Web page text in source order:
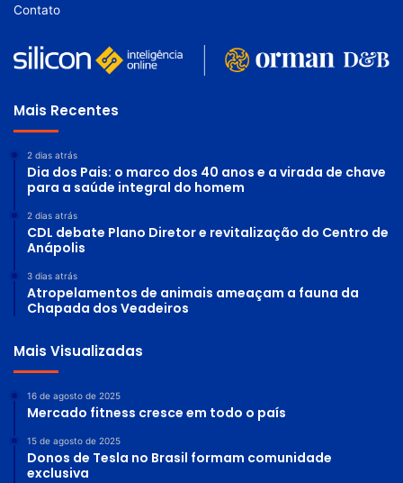
Contato
Mais Recentes
2 dias atrás
Dia dos Pais: o marco dos 40 anos e a virada de chave
para a saúde integral do homem
2 dias atrás
CDL debate Plano Diretor e revitalização do Centro de
Anápolis
3 dias atrás
Atropelamentos de animais ameaçam a fauna da
Chapada dos Veadeiros
Mais Visualizadas
16 de agosto de 2025
Mercado fitness cresce em todo o país
15 de agosto de 2025
Donos de Tesla no Brasil formam comunidade
exclusiva